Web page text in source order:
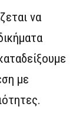
να
με